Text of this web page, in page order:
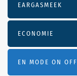
EARGASMEEK
ECONOMIE
EN MODE ON OFF